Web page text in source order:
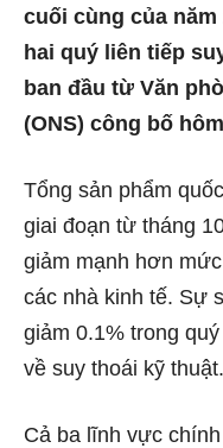
cuối cùng của năm
hai quý liên tiếp
ban đầu từ Văn
(ONS) công bố
Tổng sản phẩm
giai đoạn từ tháng
giảm mạnh hơn
các nhà kinh tế. Sự
giảm 0.1% trong
về suy thoái kỹ thuật.
Cả ba lĩnh vực